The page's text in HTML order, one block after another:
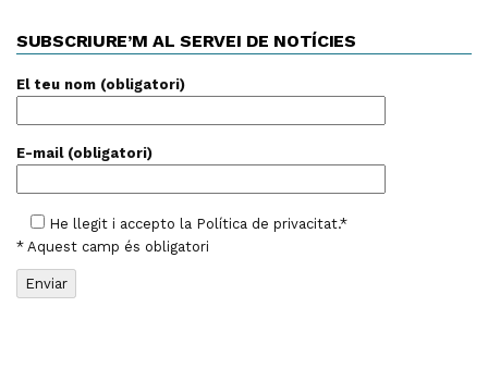
SUBSCRIURE’M AL SERVEI DE NOTÍCIES
El teu nom (obligatori)
E-mail (obligatori)
He llegit i accepto la Política de privacitat.*
* Aquest camp és obligatori